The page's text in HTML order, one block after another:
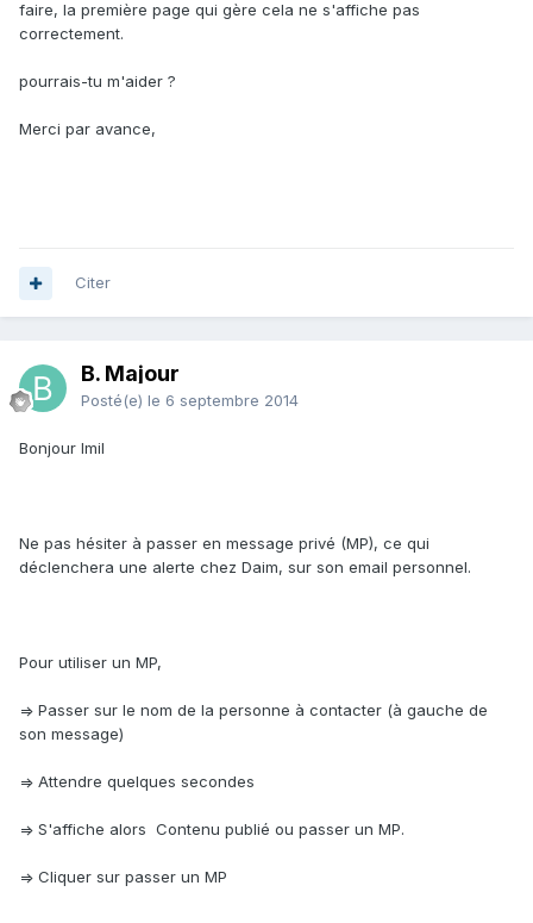
faire, la première page qui gère cela ne s'affiche pas
correctement.
pourrais-tu m'aider ?
Merci par avance,
Citer
B. Majour
Posté(e) le 6 septembre 2014
Bonjour Imil
Ne pas hésiter à passer en message privé (MP), ce qui
déclenchera une alerte chez Daim, sur son email personnel.
Pour utiliser un MP,
=> Passer sur le nom de la personne à contacter (à gauche de
son message)
=> Attendre quelques secondes
=> S'affiche alors Contenu publié ou passer un MP.
=> Cliquer sur passer un MP